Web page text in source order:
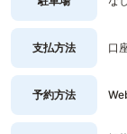
支払方法 口
予約方法